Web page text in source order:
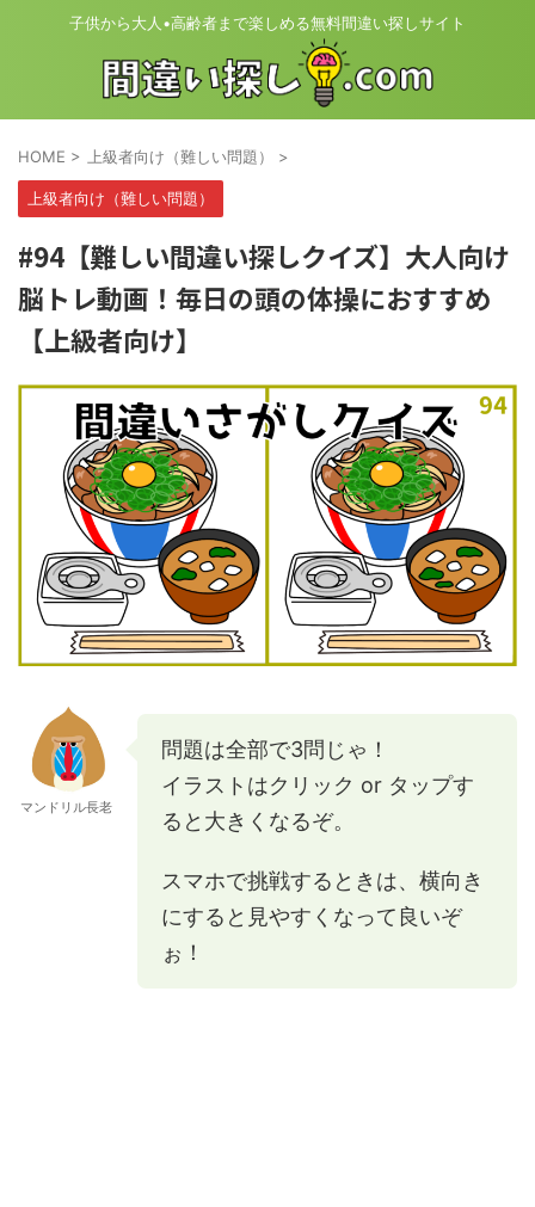
子供から大人•高齢者まで楽しめる無料間違い探しサイト
HOME > 上級者向け（難しい問題） >
上級者向け（難しい問題）
#94【難しい間違い探しクイズ】大人向け
脳トレ動画！毎日の頭の体操におすすめ
【上級者向け】
マンドリル長老
問題は全部で3問じゃ！
イラストはクリック or タップす
ると大きくなるぞ。
スマホで挑戦するときは、横向き
にすると見やすくなって良いぞ
ぉ！